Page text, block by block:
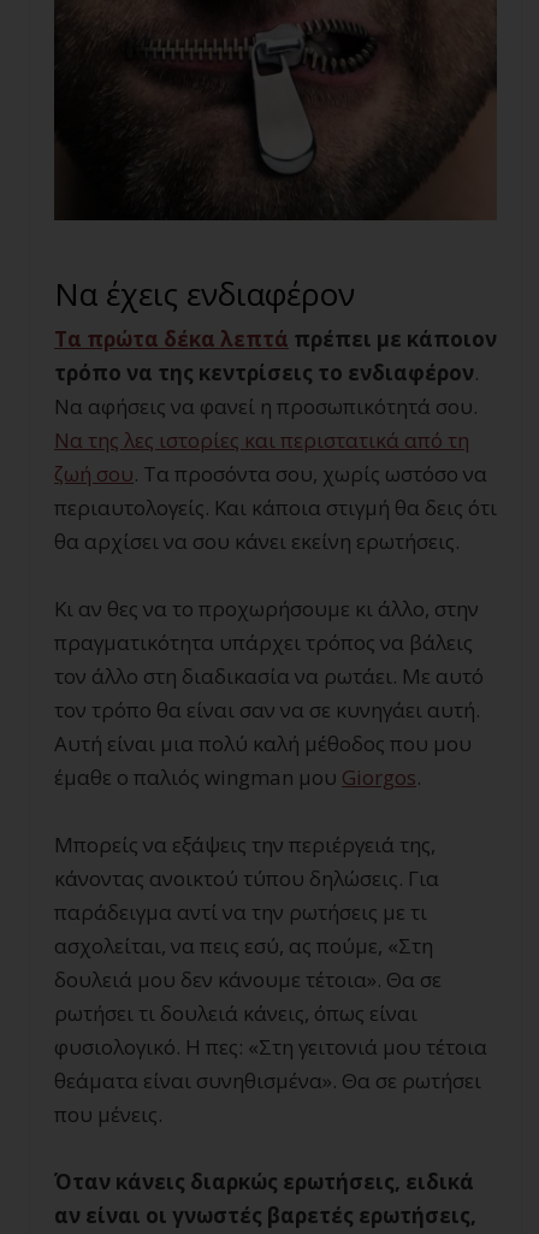
Να έχεις ενδιαφέρον
Τα πρώτα δέκα λεπτά πρέπει με κάποιον
τρόπο να της κεντρίσεις το ενδιαφέρον.
Να αφήσεις να φανεί η προσωπικότητά σου.
Να της λες ιστορίες και περιστατικά από τη
ζωή σου. Τα προσόντα σου, χωρίς ωστόσο να
περιαυτολογείς. Και κάποια στιγμή θα δεις ότι
θα αρχίσει να σου κάνει εκείνη ερωτήσεις.
Κι αν θες να το προχωρήσουμε κι άλλο, στην
πραγματικότητα υπάρχει τρόπος να βάλεις
τον άλλο στη διαδικασία να ρωτάει. Με αυτό
τον τρόπο θα είναι σαν να σε κυνηγάει αυτή.
Αυτή είναι μια πολύ καλή μέθοδος που μου
έμαθε ο παλιός wingman μου Giorgos.
Μπορείς να εξάψεις την περιέργειά της,
κάνοντας ανοικτού τύπου δηλώσεις. Για
παράδειγμα αντί να την ρωτήσεις με τι
ασχολείται, να πεις εσύ, ας πούμε, «Στη
δουλειά μου δεν κάνουμε τέτοια». Θα σε
ρωτήσει τι δουλειά κάνεις, όπως είναι
φυσιολογικό. Η πες: «Στη γειτονιά μου τέτοια
θεάματα είναι συνηθισμένα». Θα σε ρωτήσει
που μένεις.
Όταν κάνεις διαρκώς ερωτήσεις, ειδικά
αν είναι οι γνωστές βαρετές ερωτήσεις,